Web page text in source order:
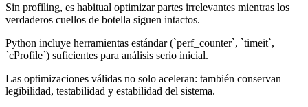
Sin profiling, es habitual optimizar partes irrelevantes mientras los
verdaderos cuellos de botella siguen intactos.
Python incluye herramientas estándar (`perf_counter`, `timeit`,
`cProfile`) suficientes para análisis serio inicial.
Las optimizaciones válidas no solo aceleran: también conservan
legibilidad, testabilidad y estabilidad del sistema.